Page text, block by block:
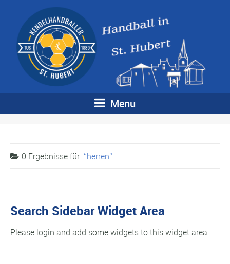
Menu
0 Ergebnisse für herren
Search Sidebar Widget Area
Please login and add some widgets to this widget area.